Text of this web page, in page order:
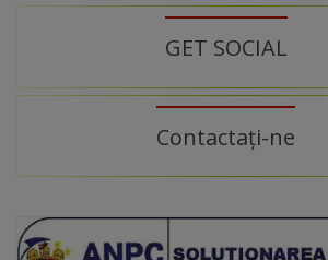
GET SOCIAL
Contactați-ne